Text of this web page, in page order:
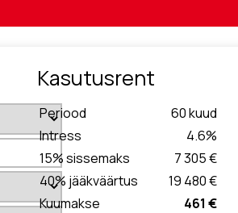
Kasutusrent
Periood 60kuud
Intress
4.6%
15% sissemaks
7 305 €
40% jääkväärtus
19 480 €
Kuumakse
461 €